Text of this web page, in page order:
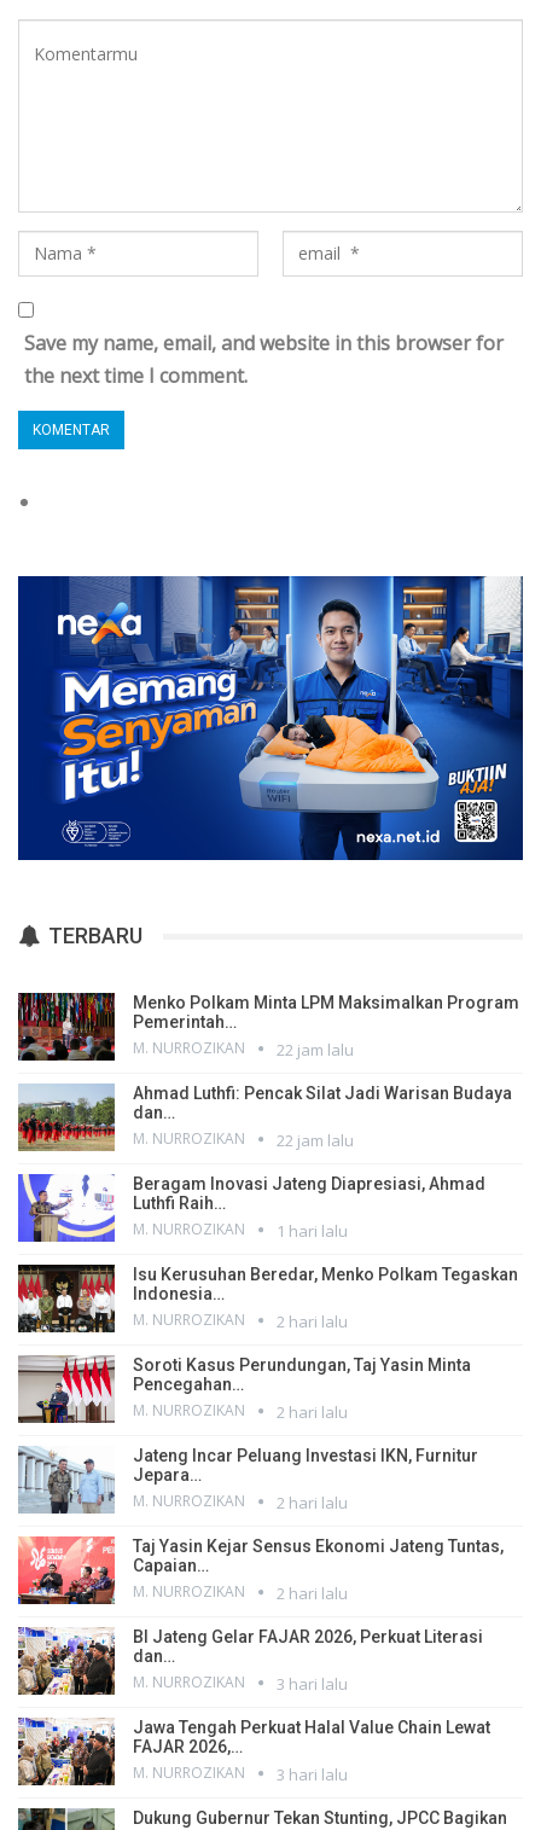
Save my name, email, and website in this browser for
the next time I comment.
TERBARU
Menko Polkam Minta LPM Maksimalkan Program
Pemerintah…
M. NURROZIKAN 22 jam lalu
Ahmad Luthfi: Pencak Silat Jadi Warisan Budaya
dan…
M. NURROZIKAN 22 jam lalu
Beragam Inovasi Jateng Diapresiasi, Ahmad
Luthfi Raih…
M. NURROZIKAN 1 hari lalu
Isu Kerusuhan Beredar, Menko Polkam Tegaskan
Indonesia…
M. NURROZIKAN 2 hari lalu
Soroti Kasus Perundungan, Taj Yasin Minta
Pencegahan…
M. NURROZIKAN 2 hari lalu
Jateng Incar Peluang Investasi IKN, Furnitur
Jepara…
M. NURROZIKAN 2 hari lalu
Taj Yasin Kejar Sensus Ekonomi Jateng Tuntas,
Capaian…
M. NURROZIKAN 2 hari lalu
BI Jateng Gelar FAJAR 2026, Perkuat Literasi
dan…
M. NURROZIKAN 3 hari lalu
Jawa Tengah Perkuat Halal Value Chain Lewat
FAJAR 2026,…
M. NURROZIKAN 3 hari lalu
Dukung Gubernur Tekan Stunting, JPCC Bagikan